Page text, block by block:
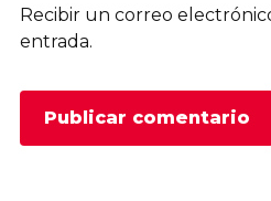
Recibir un correo
entrada.